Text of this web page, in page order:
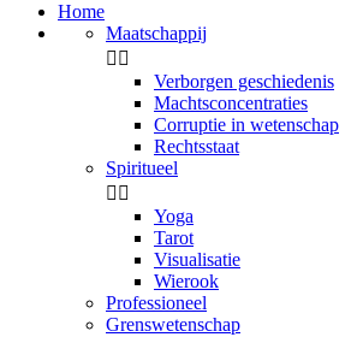
Home
Maatschappij
 
Verborgen geschiedenis
Machtsconcentraties
Corruptie in wetenschap
Rechtsstaat
Spiritueel
 
Yoga
Tarot
Visualisatie
Wierook
Professioneel
Grenswetenschap